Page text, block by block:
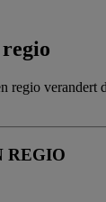
regio verandert
REGIO